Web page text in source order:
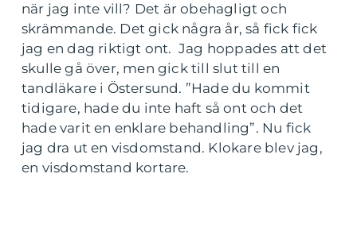
när jag inte vill? Det är obehagligt och
skrämmande. Det gick några år, så fick fick
jag en dag riktigt ont. Jag hoppades att det
skulle gå över, men gick till slut till en
tandläkare i Östersund. ”Hade du kommit
tidigare, hade du inte haft så ont och det
hade varit en enklare behandling”. Nu fick
jag dra ut en visdomstand. Klokare blev jag,
en visdomstand kortare.